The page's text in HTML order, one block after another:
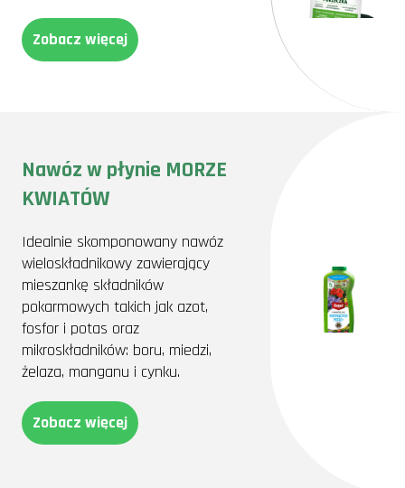
Zobacz więcej
Nawóz w płynie MORZE
KWIATÓW
Idealnie skomponowany nawóz
wieloskładnikowy zawierający
mieszankę składników
pokarmowych takich jak azot,
fosfor i potas oraz
mikroskładników: boru, miedzi,
żelaza, manganu i cynku.
Zobacz więcej